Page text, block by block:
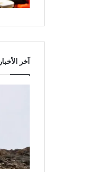
آخر الأخبار